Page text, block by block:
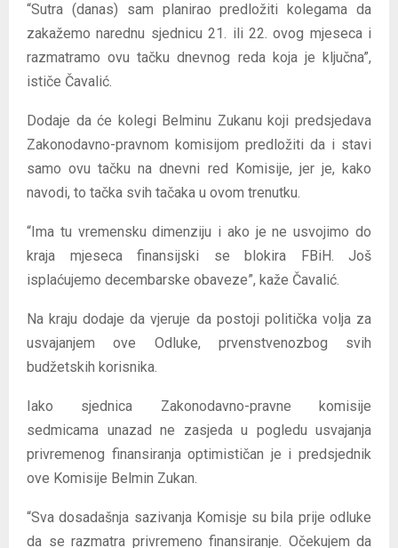
“Sutra (danas) sam planirao predložiti kolegama da
zakažemo narednu sjednicu 21. ili 22. ovog mjeseca i
razmatramo ovu tačku dnevnog reda koja je ključna”,
ističe Čavalić.
Dodaje da će kolegi Belminu Zukanu koji predsjedava
Zakonodavno-pravnom komisijom predložiti da i stavi
samo ovu tačku na dnevni red Komisije, jer je, kako
navodi, to tačka svih tačaka u ovom trenutku.
“Ima tu vremensku dimenziju i ako je ne usvojimo do
kraja mjeseca finansijski se blokira FBiH. Još
isplaćujemo decembarske obaveze”, kaže Čavalić.
Na kraju dodaje da vjeruje da postoji politička volja za
usvajanjem ove Odluke, prvenstvenozbog svih
budžetskih korisnika.
Iako sjednica Zakonodavno-pravne komisije
sedmicama unazad ne zasjeda u pogledu usvajanja
privremenog finansiranja optimističan je i predsjednik
ove Komisije Belmin Zukan.
“Sva dosadašnja sazivanja Komisje su bila prije odluke
da se razmatra privremeno finansiranje. Očekujem da